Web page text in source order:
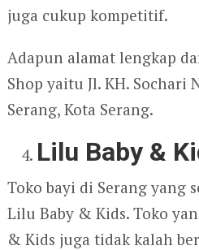
juga cukup kompetitif.
Adapun alamat lengkap
Shop yaitu Jl. KH. Sochari
Serang, Kota Serang.
Lilu Baby &
Toko bayi di Serang yang
Lilu Baby & Kids. Toko
& Kids juga tidak kalah